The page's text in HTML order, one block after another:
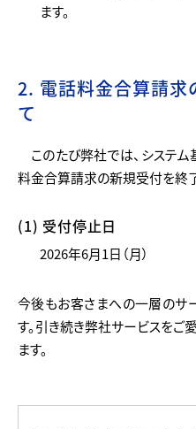
ます。
2. 電話料金合算請求
て
このたび弊社では、システ
料金合算請求の新規受付を終
(1) 受付停止日
2026年6月1日（月）
今後もお客さまへの一層のサ
す。引き続き弊社サービスをご
ます。